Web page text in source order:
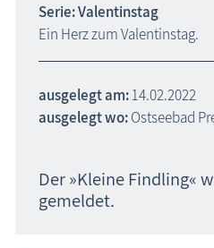
Serie: Valentinstag
Ein Herz zum Valentinstag.
ausgelegt am:14.02.2022
ausgelegt wo:Ostseebad
Der »Kleine Findling«
gemeldet.